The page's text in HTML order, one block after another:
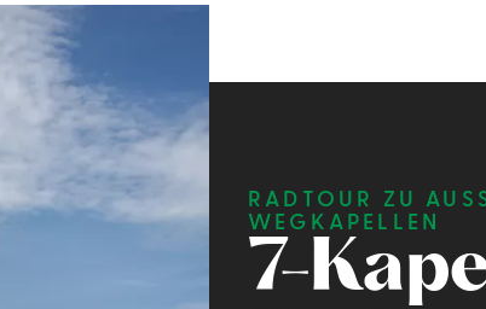
RADTOUR ZU
EGKAPELLEN
7-